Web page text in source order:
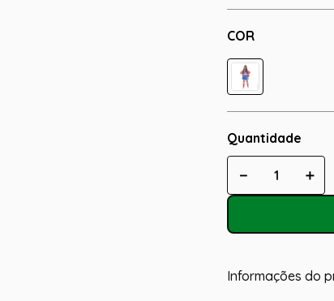
COR
Quantidade
＋
－
Informações do